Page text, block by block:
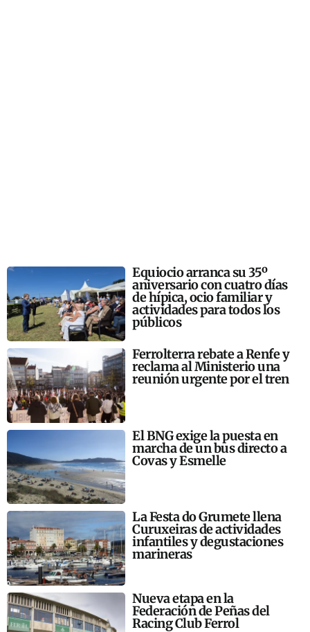
Equiocio arranca su 35º
aniversario con cuatro días
de hípica, ocio familiar y
actividades para todos los
públicos
Ferrolterra rebate a Renfe y
reclama al Ministerio una
reunión urgente por el tren
El BNG exige la puesta en
marcha de un bus directo a
Covas y Esmelle
La Festa do Grumete llena
Curuxeiras de actividades
infantiles y degustaciones
marineras
Nueva etapa en la
Federación de Peñas del
Racing Club Ferrol